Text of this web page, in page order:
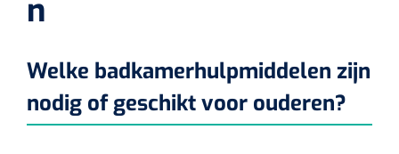
n
Welke badkamerhulpmiddelen zijn
nodig of geschikt voor ouderen?